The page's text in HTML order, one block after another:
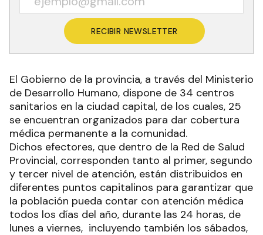
RECIBIR NEWSLETTER
El Gobierno de la provincia, a través del Ministerio
de Desarrollo Humano, dispone de 34 centros
sanitarios en la ciudad capital, de los cuales, 25
se encuentran organizados para dar cobertura
médica permanente a la comunidad.
Dichos efectores, que dentro de la Red de Salud
Provincial, corresponden tanto al primer, segundo
y tercer nivel de atención, están distribuidos en
diferentes puntos capitalinos para garantizar que
la población pueda contar con atención médica
todos los días del año, durante las 24 horas, de
lunes a viernes, incluyendo también los sábados,